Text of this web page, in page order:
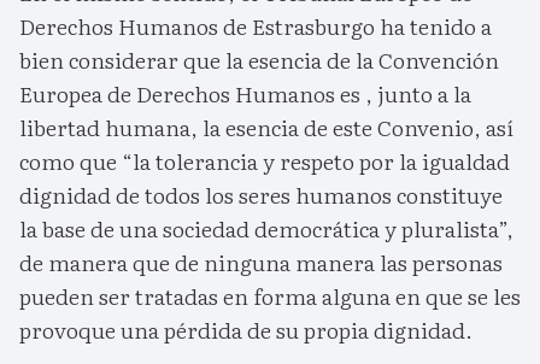
Derechos Humanos de Estrasburgo ha tenido a
bien considerar que la esencia de la Convención
Europea de Derechos Humanos es , junto a la
libertad humana, la esencia de este Convenio, así
como que “la tolerancia y respeto por la igualdad
dignidad de todos los seres humanos constituye
la base de una sociedad democrática y pluralista”,
de manera que de ninguna manera las personas
pueden ser tratadas en forma alguna en que se les
provoque una pérdida de su propia dignidad.